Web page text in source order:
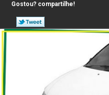
Gostou? compartilhe!